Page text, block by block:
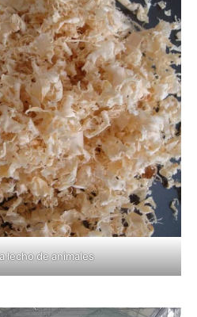
lecho de animales